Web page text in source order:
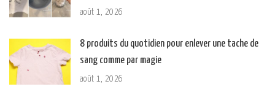
août 1, 2026
8 produits du quotidien pour enlever une tache de
sang comme par magie
août 1, 2026